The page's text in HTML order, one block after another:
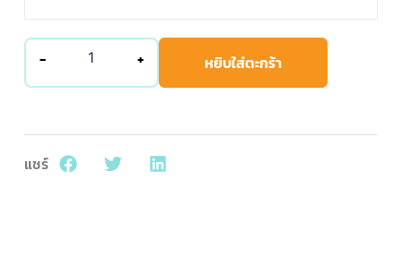
- + หยิบใส่ตะกร้า
แชร์